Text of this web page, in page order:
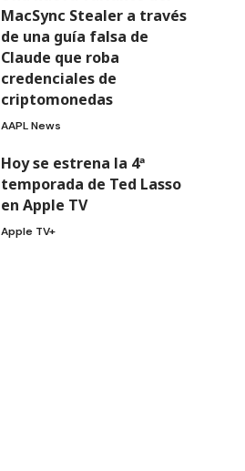
MacSync Stealer a través
de una guía falsa de
Claude que roba
credenciales de
criptomonedas
AAPL News
Hoy se estrena la 4ª
temporada de Ted Lasso
en Apple TV
Apple TV+